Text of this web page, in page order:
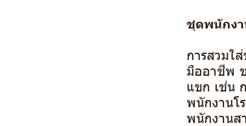
ชุดพนักงา
การสวมใ
มืออาชีพ
แขก เช่น
พนักงานโ
พนักงานส